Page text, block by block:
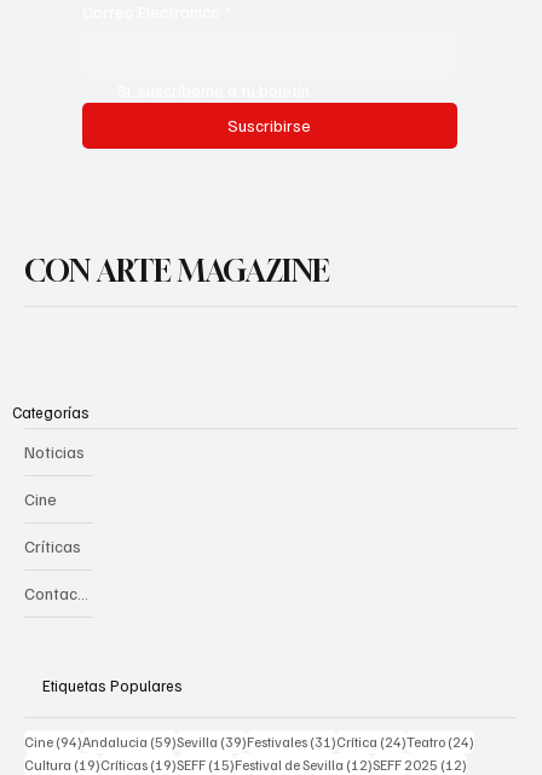
Suscribirse
CON ARTE MAGAZINE
Categorías
Noticias
Cine
Críticas
Etiquetas Populares
Cine (94)94 posts
Andalucia (59)59 posts
Sevilla (39)39 posts
Festivales (31)31 posts
Crítica (24)24 posts
Teatro (24)
Cultura (19)19 posts
Críticas (19)19 posts
SEFF (15)15 posts
Festival de Sevilla (12)12 posts
SEFF 2025 (12)